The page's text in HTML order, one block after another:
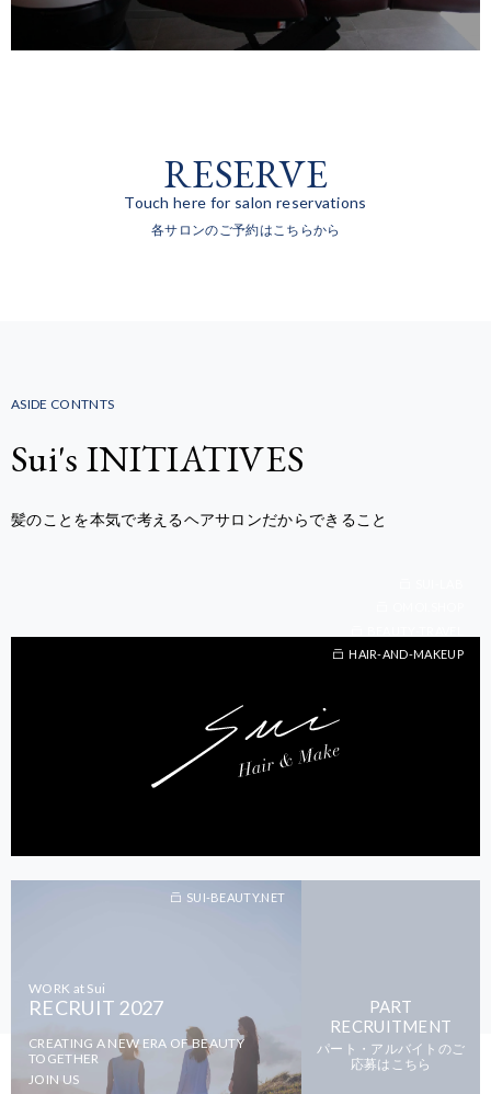
RESERVE
Touch here for salon reservations
各サロンのご予約はこちらから
ASIDE CONTNTS
Sui's INITIATIVES
髪のことを本気で考えるヘアサロンだからできること
HAIR-AND-MAKEUP
WORK at Sui
RECRUIT 2027
CREATING A NEW ERA OF BEAUTY
TOGETHER
JOIN US
SUI-BEAUTY.NET
PART
RECRUITMENT
パート・アルバイトのご
応募はこちら